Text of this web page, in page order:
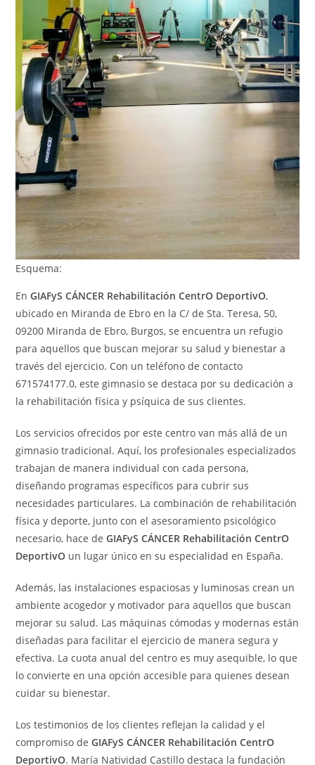
Esquema:
EnGIAFyS CÁNCER Rehabilitación CentrO DeportivO,
ubicado en Miranda de Ebro en la C/ de Sta. Teresa, 50,
09200 Miranda de Ebro, Burgos, se encuentra un refugio
para aquellos que buscan mejorar su salud y bienestar a
través del ejercicio. Con un teléfono de contacto
671574177.0, este gimnasio se destaca por su dedicación a
la rehabilitación física y psíquica de sus clientes.
Los servicios ofrecidos por este centro van más allá de un
gimnasio tradicional. Aquí, los profesionales especializados
trabajan de manera individual con cada persona,
diseñando programas específicos para cubrir sus
necesidades particulares. La combinación de rehabilitación
física y deporte, junto con el asesoramiento psicológico
necesario, hace deGIAFyS CÁNCER Rehabilitación CentrO
DeportivO un lugar único en su especialidad en España.
Además, las instalaciones espaciosas y luminosas crean un
ambiente acogedor y motivador para aquellos que buscan
mejorar su salud. Las máquinas cómodas y modernas están
diseñadas para facilitar el ejercicio de manera segura y
efectiva. La cuota anual del centro es muy asequible, lo que
lo convierte en una opción accesible para quienes desean
cuidar su bienestar.
Los testimonios de los clientes reflejan la calidad y el
compromiso deGIAFyS CÁNCER Rehabilitación CentrO
DeportivO. María Natividad Castillo destaca la fundación